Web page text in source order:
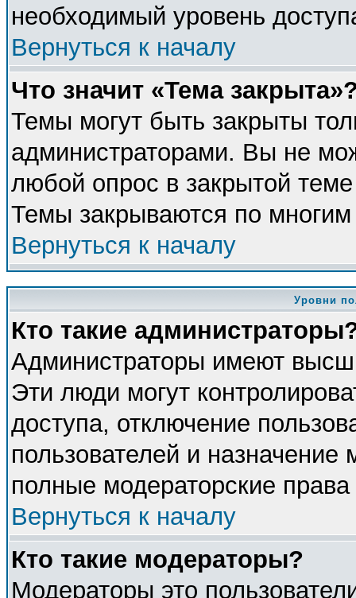
необходимый уровень
Вернуться к началу
Что значит «Тема
Темы могут быть закрыты
администраторами. Вы не
любой опрос в закрытой
Темы закрываются по
Вернуться к началу
Уровни
Кто такие
Администраторы имеют
Эти люди могут
доступа, отключение
пользователей и
полные модераторские
Вернуться к началу
Кто такие модераторы?
Модераторы это